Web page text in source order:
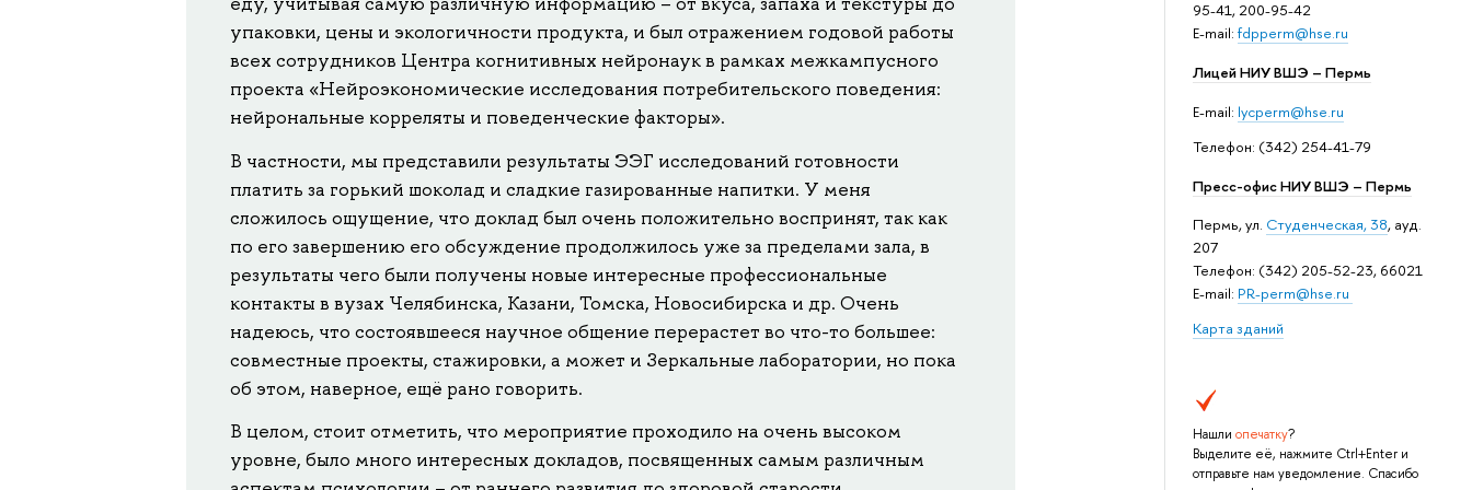
95-41, 200-95-42
E-mail: fdpperm@hse.ru
Лицей НИУ ВШЭ – Пермь
E-mail: lycperm@hse.ru
Телефон: (342) 254-41-79
Пресс-офис НИУ ВШЭ – Пермь
Пермь, ул. Студенческая, 38, ауд.
207
Телефон: (342) 205-52-23, 66021
E-mail: PR-perm@hse.ru
Карта зданий
Нашли опечатку?
Выделите её, нажмите Ctrl+Enter и
отправьте нам уведомление. Спасибо
упаковки, цены и экологичности продукта, и был отражением годовой работы
всех сотрудников Центра когнитивных нейронаук в рамках межкампусного
проекта «Нейроэкономические исследования потребительского поведения:
нейрональные корреляты и поведенческие факторы».
В частности, мы представили результаты ЭЭГ исследований готовности
платить за горький шоколад и сладкие газированные напитки. У меня
сложилось ощущение, что доклад был очень положительно воспринят, так как
по его завершению его обсуждение продолжилось уже за пределами зала, в
результаты чего были получены новые интересные профессиональные
контакты в вузах Челябинска, Казани, Томска, Новосибирска и др. Очень
надеюсь, что состоявшееся научное общение перерастет во что-то большее:
совместные проекты, стажировки, а может и Зеркальные лаборатории, но пока
об этом, наверное, ещё рано говорить.
В целом, стоит отметить, что мероприятие проходило на очень высоком
уровне, было много интересных докладов, посвященных самым различным